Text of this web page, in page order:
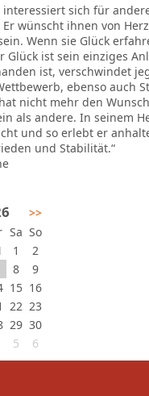
interessiert sich für
wünscht ihnen von
Wenn sie Glück
ist sein einziges
ist, verschwindet
ebenso auch
nicht mehr den
als andere. In seinem
und so erlebt er
und Stabilität.“
>>
Sa So
1
2
8
9
15 16
22 23
29 30
5 6